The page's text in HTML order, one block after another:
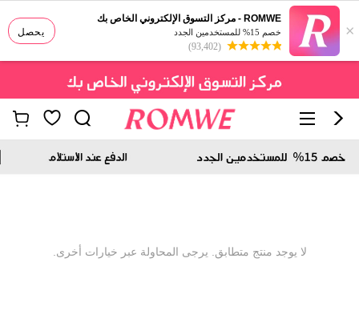
يحصل ×
ROMWE - مركز التسوق الإلكتروني الخاص بك
خصم 15% للمستخدمين الجدد
(93,402)
لا يوجد منتج متطابق. يرجى المحاولة عبر خيارات أخرى.